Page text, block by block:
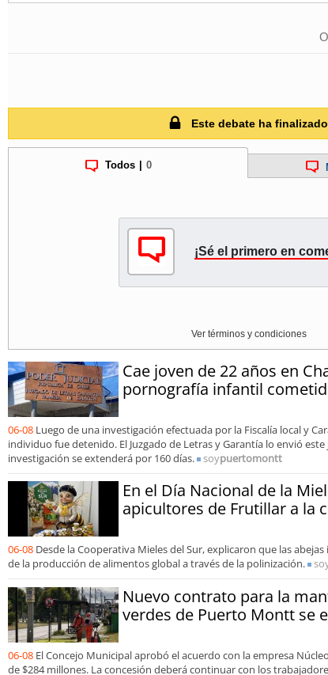
Este debate ha
Todos 0
¡Sé el primero en
Ver términos y condiciones
Cae joven de 22 años en
pornografía infantil
06-08 Luego de una investigación efectuada por la Fiscalía local y
individuo fue detenido. El Juzgado de Letras y Garantía lo envió
investigación se extenderá por 160 días.
soypuertomontt
En el Día Nacional de la
apicultores de Frutillar a la
06-08 Desde la Cooperativa Mieles del Sur, explicaron que las
de la producción de alimentos global a través de la polinización.
Nuevo contrato para la
verdes de Puerto Montt se
06-08 El Concejo Municipal aprobó el acuerdo con la empresa
de $284 millones. La concesión deberá continuar con los